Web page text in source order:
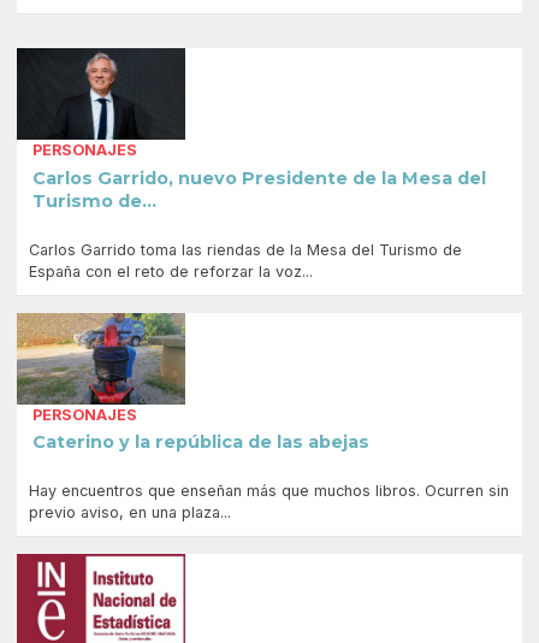
PERSONAJES
Carlos Garrido, nuevo Presidente de la Mesa del
Turismo de...
Carlos Garrido toma las riendas de la Mesa del Turismo de
España con el reto de reforzar la voz...
PERSONAJES
Caterino y la república de las abejas
Hay encuentros que enseñan más que muchos libros. Ocurren sin
previo aviso, en una plaza...